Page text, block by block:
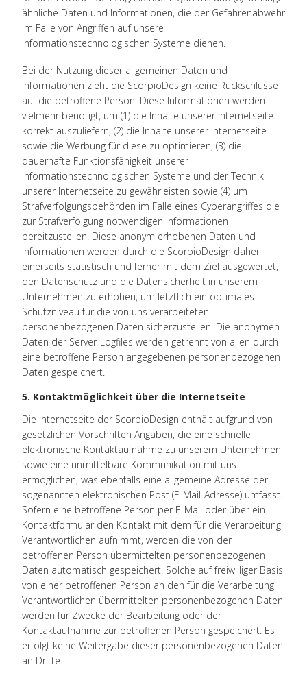
ähnliche Daten und Informationen, die der Gefahrenabwehr
im Falle von Angriffen auf unsere
informationstechnologischen Systeme dienen.
Bei der Nutzung dieser allgemeinen Daten und
Informationen zieht die ScorpioDesign keine Rückschlüsse
auf die betroffene Person. Diese Informationen werden
vielmehr benötigt, um (1) die Inhalte unserer Internetseite
korrekt auszuliefern, (2) die Inhalte unserer Internetseite
sowie die Werbung für diese zu optimieren, (3) die
dauerhafte Funktionsfähigkeit unserer
informationstechnologischen Systeme und der Technik
unserer Internetseite zu gewährleisten sowie (4) um
Strafverfolgungsbehörden im Falle eines Cyberangriffes die
zur Strafverfolgung notwendigen Informationen
bereitzustellen. Diese anonym erhobenen Daten und
Informationen werden durch die ScorpioDesign daher
einerseits statistisch und ferner mit dem Ziel ausgewertet,
den Datenschutz und die Datensicherheit in unserem
Unternehmen zu erhöhen, um letztlich ein optimales
Schutzniveau für die von uns verarbeiteten
personenbezogenen Daten sicherzustellen. Die anonymen
Daten der Server-Logfiles werden getrennt von allen durch
eine betroffene Person angegebenen personenbezogenen
Daten gespeichert.
5. Kontaktmöglichkeit über die Internetseite
Die Internetseite der ScorpioDesign enthält aufgrund von
gesetzlichen Vorschriften Angaben, die eine schnelle
elektronische Kontaktaufnahme zu unserem Unternehmen
sowie eine unmittelbare Kommunikation mit uns
ermöglichen, was ebenfalls eine allgemeine Adresse der
sogenannten elektronischen Post (E-Mail-Adresse) umfasst.
Sofern eine betroffene Person per E-Mail oder über ein
Kontaktformular den Kontakt mit dem für die Verarbeitung
Verantwortlichen aufnimmt, werden die von der
betroffenen Person übermittelten personenbezogenen
Daten automatisch gespeichert. Solche auf freiwilliger Basis
von einer betroffenen Person an den für die Verarbeitung
Verantwortlichen übermittelten personenbezogenen Daten
werden für Zwecke der Bearbeitung oder der
Kontaktaufnahme zur betroffenen Person gespeichert. Es
erfolgt keine Weitergabe dieser personenbezogenen Daten
an Dritte.